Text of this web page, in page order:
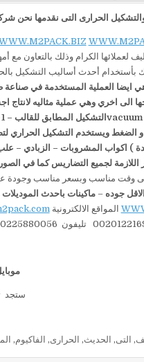
والتشكيل الحرارى التى نقدمها نحن
لعملائها الكرام وذلك بالتعاون
بأستخدام أحدث أساليب التشكيل
ايضا العملية المستخدمة في صناعة
الى اخري وهي عملية مثاليه لانتاج
1– التشكيل المطابق للقالب
و الضغط ويستخدم التشكيل الحراري
) اكواب المشروبات – الزبادي –
لجميع التضاريس كما في
وقت مناسب وبسعر مناسب وجودة
جوده –ماكينات باحدث
موبايل 01211116954 –
ستجد
, التى, الحديث, الحرارى, الفاكيوم,